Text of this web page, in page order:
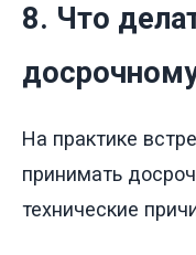
8. Что
На практике
принимать
технические